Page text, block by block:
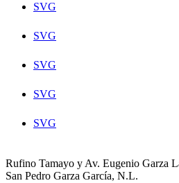
SVG
SVG
SVG
SVG
SVG
Rufino Tamayo y Av. Eugenio Garza
San Pedro Garza García, N.L.